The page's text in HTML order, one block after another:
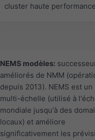
cluster haute
NEMS modèles:
améliorés de NMM
depuis 2013). NEMS est
multi-échelle (utilisé à
mondiale jusqu'à des
locaux) et améliore
significativement les